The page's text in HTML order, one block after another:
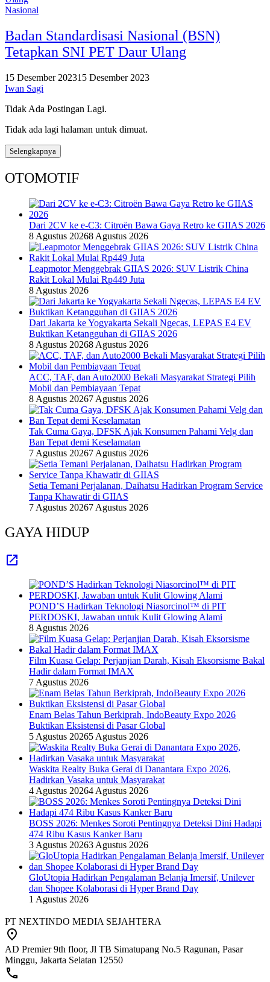
Nasional
Badan Standardisasi Nasional (BSN)
Tetapkan SNI PET Daur Ulang
15 Desember 202315 Desember 2023
Iwan Sagi
Tidak Ada Postingan Lagi.
Tidak ada lagi halaman untuk dimuat.
Selengkapnya
OTOMOTIF
Dari 2CV ke e-C3: Citroën Bawa Gaya Retro ke GIIAS 2026
8 Agustus 20268 Agustus 2026
Leapmotor Menggebrak GIIAS 2026: SUV Listrik China
Rakit Lokal Mulai Rp449 Juta
8 Agustus 2026
Dari Jakarta ke Yogyakarta Sekali Ngecas, LEPAS E4 EV
Buktikan Ketangguhan di GIIAS 2026
8 Agustus 20268 Agustus 2026
ACC, TAF, dan Auto2000 Bekali Masyarakat Strategi Pilih
Mobil dan Pembiayaan Tepat
8 Agustus 20267 Agustus 2026
Tak Cuma Gaya, DFSK Ajak Konsumen Pahami Velg dan
Ban Tepat demi Keselamatan
7 Agustus 20267 Agustus 2026
Setia Temani Perjalanan, Daihatsu Hadirkan Program Service
Tanpa Khawatir di GIIAS
7 Agustus 20267 Agustus 2026
GAYA HIDUP
POND’S Hadirkan Teknologi Niasorcinol™ di PIT
PERDOSKI, Jawaban untuk Kulit Glowing Alami
8 Agustus 2026
Film Kuasa Gelap: Perjanjian Darah, Kisah Eksorsisme Bakal
Hadir dalam Format IMAX
7 Agustus 2026
Enam Belas Tahun Berkiprah, IndoBeauty Expo 2026
Buktikan Eksistensi di Pasar Global
5 Agustus 20265 Agustus 2026
Waskita Realty Buka Gerai di Danantara Expo 2026,
Hadirkan Vasaka untuk Masyarakat
4 Agustus 20264 Agustus 2026
BOSS 2026: Menkes Soroti Pentingnya Deteksi Dini Hadapi
474 Ribu Kasus Kanker Baru
3 Agustus 20263 Agustus 2026
GloUtopia Hadirkan Pengalaman Belanja Imersif, Unilever
dan Shopee Kolaborasi di Hyper Brand Day
1 Agustus 2026
PT NEXTINDO MEDIA SEJAHTERA
AD Premier 9th floor, Jl TB Simatupang No.5 Ragunan, Pasar
Minggu, Jakarta Selatan 12550